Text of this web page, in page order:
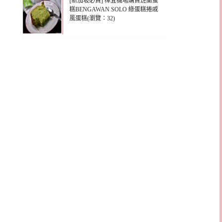
糕BENGAWAN SOLO 綠蛋糕捲戚
風蛋糕(瀏覽：32)